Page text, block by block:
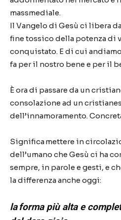
massmediale.
Il Vangelo di Gesù ci libera
fine tossico della potenza di
conquistato. E di cui
fa per il nostro bene e per il
È ora di passare da un
consolazione ad un
dell’innamoramento.
Significa mettere in
dell’umano che Gesù ci ha
sempre, in parole e gesti, e
la differenza anche oggi:
la forma più alta e